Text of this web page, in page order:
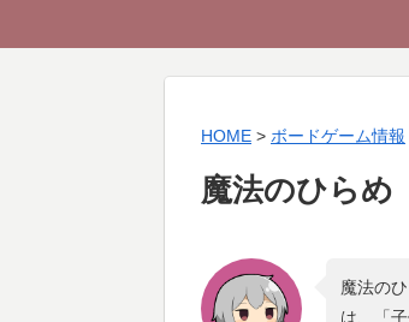
HOME > ボードゲーム情報
魔法のひらめ
魔法の
は、「